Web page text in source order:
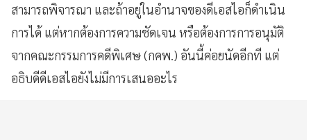
สามารถพิจารณา และถ้าอยู่ในอำนาจของดีเอสไอก็ดำเนิน
การได้ แต่หากต้องการความชัดเจน หรือต้องการการอนุมัติ
จากคณะกรรมการคดีพิเศษ (กคพ.) อันนี้ค่อยนัดอีกที แต่
อธิบดีดีเอสไอยังไม่มีการเสนออะไร